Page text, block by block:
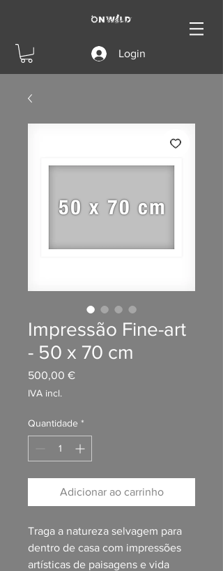
Login
Impressão Fine-art
- 50 x 70 cm
500,00 €Preço
IVA incl.
Quantidade *
Adicionar ao carrinho
Traga a natureza selvagem para
dentro de casa com impressões
artísticas de paisagens e vida